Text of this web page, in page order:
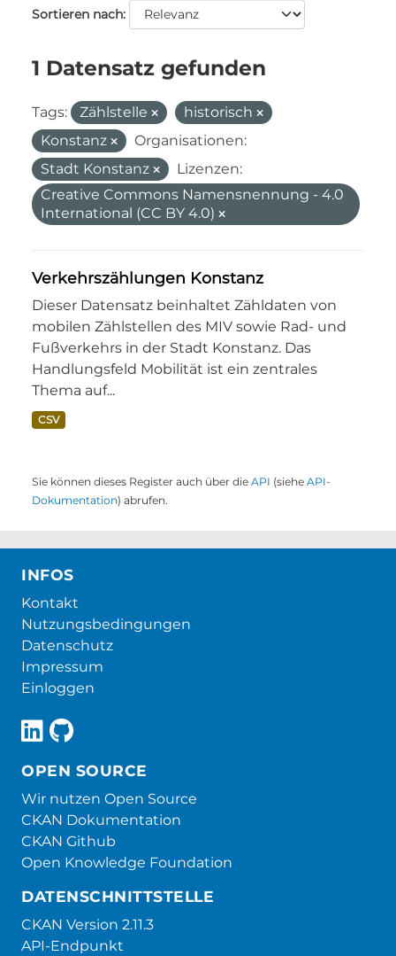
Sortieren nach
1 Datensatz gefunden
Tags: Zählstelle
historisch
Konstanz
Organisationen:
Stadt Konstanz
Lizenzen:
Creative Commons Namensnennung - 4.0
International (CC BY 4.0)
Verkehrszählungen Konstanz
Dieser Datensatz beinhaltet Zähldaten von
mobilen Zählstellen des MIV sowie Rad- und
Fußverkehrs in der Stadt Konstanz. Das
Handlungsfeld Mobilität ist ein zentrales
Thema auf...
CSV
Sie können dieses Register auch über die API (siehe API-
Dokumentation) abrufen.
INFOS
Kontakt
Nutzungsbedingungen
Datenschutz
Impressum
Einloggen
OPEN SOURCE
Wir nutzen Open Source
CKAN Dokumentation
CKAN Github
Open Knowledge Foundation
DATENSCHNITTSTELLE
CKAN Version 2.11.3
API-Endpunkt